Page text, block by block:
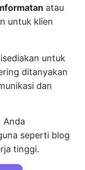
atau
untuk klien
untuk
ditanyakan
dan
Anda
seperti blog
tinggi.